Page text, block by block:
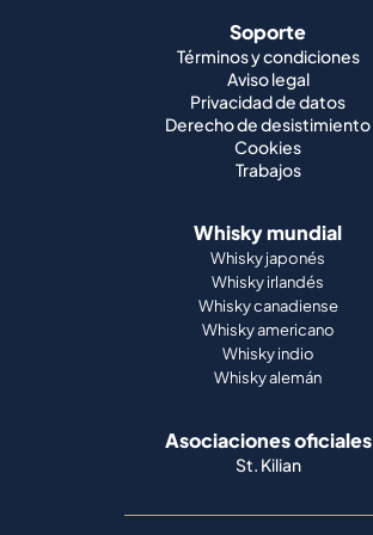
Soporte
Términos y condiciones
Aviso legal
Privacidad de datos
Derecho de desistimiento
Cookies
Trabajos
Whisky mundial
Whisky japonés
Whisky irlandés
Whisky canadiense
Whisky americano
Whisky indio
Whisky alemán
Asociaciones oficiales
St. Kilian